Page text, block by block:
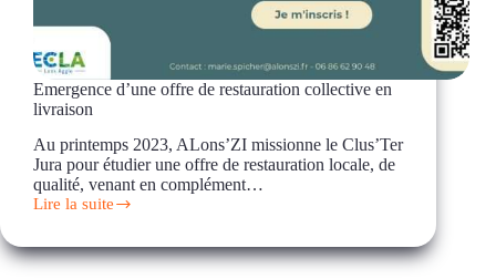
Emergence d’une offre de restauration collective en
livraison
Au printemps 2023, ALons’ZI missionne le Clus’Ter
Jura pour étudier une offre de restauration locale, de
qualité, venant en complément…
Lire la suite
Emergence
offre
de